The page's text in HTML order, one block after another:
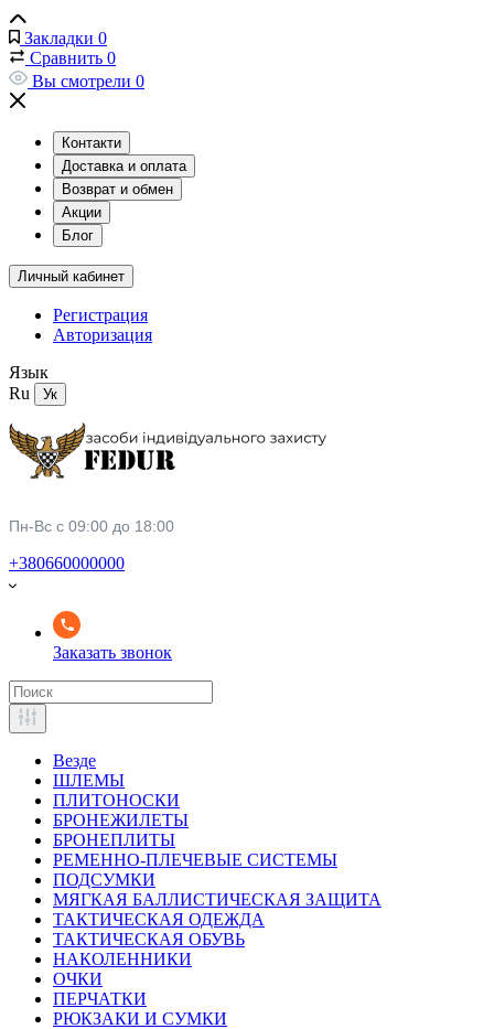
Закладки 0
Сравнить 0
Вы смотрели 0
Контакти
Доставка и оплата
Возврат и обмен
Акции
Блог
Личный кабинет
Регистрация
Авторизация
Язык
Ru
Ук
Пн-Вс с 09:00 до 18:00
+380660000000
Заказать звонок
Везде
ШЛЕМЫ
ПЛИТОНОСКИ
БРОНЕЖИЛЕТЫ
БРОНЕПЛИТЫ
РЕМЕННО-ПЛЕЧЕВЫЕ СИСТЕМЫ
ПОДСУМКИ
МЯГКАЯ БАЛЛИСТИЧЕСКАЯ ЗАЩИТА
ТАКТИЧЕСКАЯ ОДЕЖДА
ТАКТИЧЕСКАЯ ОБУВЬ
НАКОЛЕННИКИ
ОЧКИ
ПЕРЧАТКИ
РЮКЗАКИ И СУМКИ